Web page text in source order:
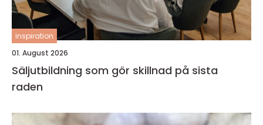
inspiration
01. August 2026
Säljutbildning som gör skillnad på sista
raden